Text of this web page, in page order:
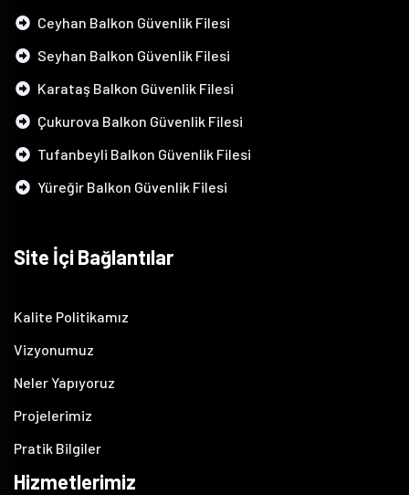
Ceyhan Balkon Güvenlik Filesi
Seyhan Balkon Güvenlik Filesi
Karataş Balkon Güvenlik Filesi
Çukurova Balkon Güvenlik Filesi
Tufanbeyli Balkon Güvenlik Filesi
Yüreğir Balkon Güvenlik Filesi
Site İçi Bağlantılar
Kalite Politikamız
Vizyonumuz
Neler Yapıyoruz
Projelerimiz
Pratik Bilgiler
Hizmetlerimiz